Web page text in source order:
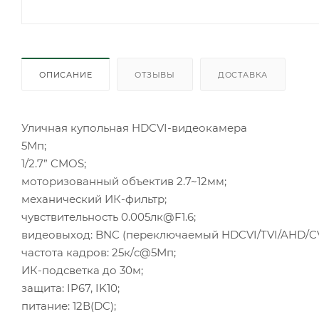
ОПИСАНИЕ ОТЗЫВЫ ДОСТАВКА
Уличная купольная HDCVI-видеокамера
5Мп;
1/2.7” CMOS;
моторизованный объектив 2.7~12мм;
механический ИК-фильтр;
чувствительность 0.005лк@F1.6;
видеовыход: BNC (переключаемый HDCVI/TVI/AHD/
частота кадров: 25к/c@5Мп;
ИК-подсветка до 30м;
защита: IP67, IK10;
питание: 12В(DC);